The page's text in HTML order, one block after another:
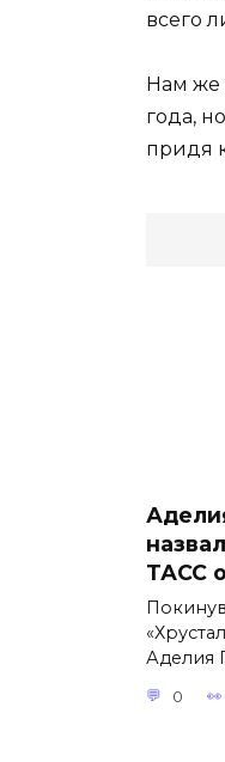
всего
Нам же
года,
придя
ТАСС
Аделия
0